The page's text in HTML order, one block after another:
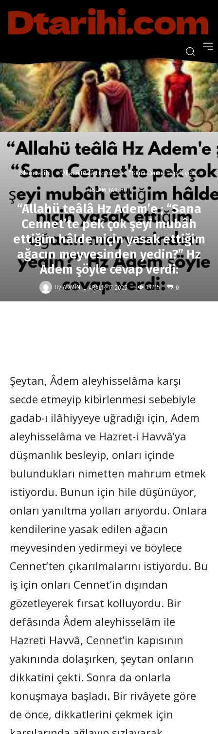
İslam tarihi “Allahü teâlâ Hz Adem'e ; “Sana Cennet'te pek çok...
İSLAM TARIHI
“Allahü teâlâ Hz Adem’e ; “Sana
Cennet’te pek çok şeyi mubâh
ettiğim hâlde niçin yasak ettiğim
ağacın meyvesinden yedin?” Hz
Adem şöyle cevap verdi:
By ADMIN - ARALIK 17, 2025 13215 0
Şeytan, Âdem aleyhisselâma karşı
secde etmeyip kibirlenmesi sebebiyle
gadab-ı ilâhiyyeye uğradığı için, Adem
aleyhisselâma ve Hazret-i Havvâ’ya
düşmanlık besleyip, onları içinde
bulundukları nimetten mahrum etmek
istiyordu. Bunun için hile düşünüyor,
onları yanıltma yolları arıyordu. Onlara
kendilerine yasak edilen ağacın
meyvesinden yedirmeyi ve böylece
Cennet’ten çıkarılmalarını istiyordu. Bu
iş için onları Cennet’in dışından
gözetleyerek fırsat kolluyordu. Bir
defâsında Âdem aleyhisselâm ile
Hazreti Havvâ, Cennet’in kapısının
yakınında dolaşırken, şeytan onların
dikkatini çekti. Sonra da onlarla
konuşmaya başladı. Bir rivâyete göre
de önce, dikkatlerini çekmek için